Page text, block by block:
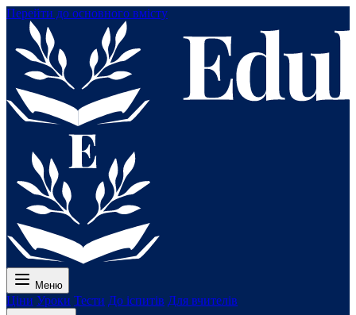
Перейти до основного вмісту
Меню
Ціни Уроки Тести До іспитів Для вчителів